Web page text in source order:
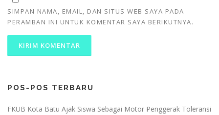
SIMPAN NAMA, EMAIL, DAN SITUS WEB SAYA PADA
PERAMBAN INI UNTUK KOMENTAR SAYA BERIKUTNYA.
POS-POS TERBARU
FKUB Kota Batu Ajak Siswa Sebagai Motor Penggerak Toleransi